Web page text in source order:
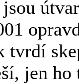
tvrdí
jen ho